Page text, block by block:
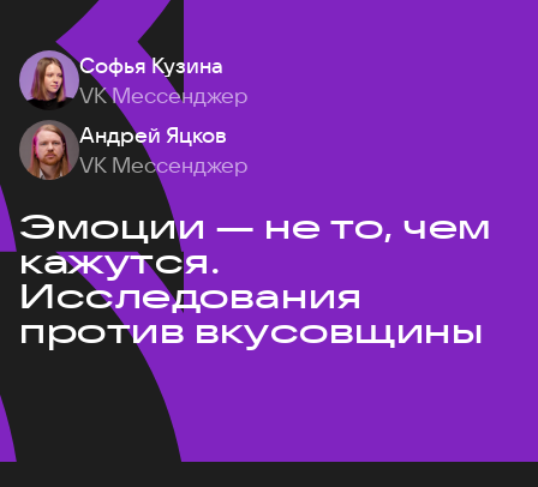
Софья Кузина
VK Мессенджер
Андрей Яцков
VK Мессенджер
Эмоции — не то, чем
кажутся.
Исследования
против вкусовщины